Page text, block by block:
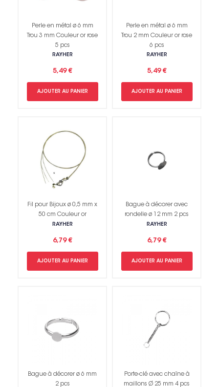
Perle en métal ø 6 mm
Trou 3 mm Couleur or rose
5 pcs
RAYHER
5,49 €
AJOUTER AU PANIER
Perle en métal ø 6 mm
Trou 2 mm Couleur or rose
6 pcs
RAYHER
5,49 €
AJOUTER AU PANIER
Fil pour Bijoux ø 0,5 mm x
50 cm Couleur or
RAYHER
6,79 €
AJOUTER AU PANIER
Bague à décorer avec
rondelle ø 12 mm 2 pcs
RAYHER
6,79 €
AJOUTER AU PANIER
Bague à décorer ø 6 mm
2 pcs
Porte-clé avec chaîne à
maillons Ø 25 mm 4 pcs